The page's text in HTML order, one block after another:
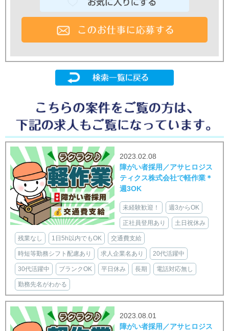
2023.02.08
障がい者採用／アサヒロジス
ティクス株式会社で軽作業＊
週3OK
未経験歓迎！ 週3からOK
正社員登用あり 土日祝休み
残業なし 1日5h以内でもOK 交通費支給
時短等勤務シフト配慮あり 求人企業名あり 20代活躍中
30代活躍中 ブランクOK 平日休み 長期 電話対応無し
勤務先名がわかる
2023.08.01
障がい者採用／アサヒロジス